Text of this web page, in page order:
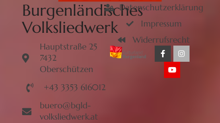
Burgenländisches
Volksliedwerk
Hauptstraße 25
7432
Oberschützen
+43 3353 616012
buero@bgld-
volksliedwerk.at
Datenschutzerklärung
Impressum
Widerrufsrecht